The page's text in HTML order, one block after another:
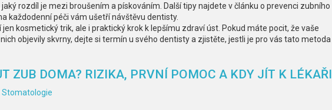
rozdíl je mezi broušením a pískováním. Další tipy najdete v článku o prevenci zubního
každodenní péči vám ušetří návštěvu dentisty.
jen kosmetický trik, ale i praktický krok k lepšímu zdraví úst. Pokud máte pocit, že vaše
objevily skvrny, dejte si termín u svého dentisty a zjistěte, jestli je pro vás tato metoda
ZUB DOMA? RIZIKA, PRVNÍ POMOC A KDY JÍT K LÉKAŘI
Stomatologie